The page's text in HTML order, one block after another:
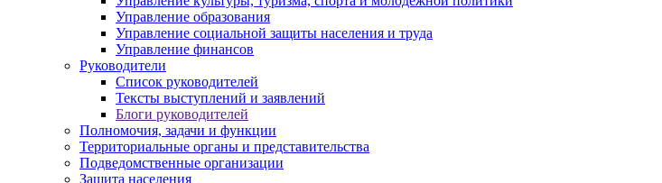
Управление образования
Управление социальной защиты населения и труда
Управление финансов
Руководители
Список руководителей
Тексты выступлений и заявлений
Блоги руководителей
Полномочия, задачи и функции
Территориальные органы и представительства
Подведомственные организации
Защита населения